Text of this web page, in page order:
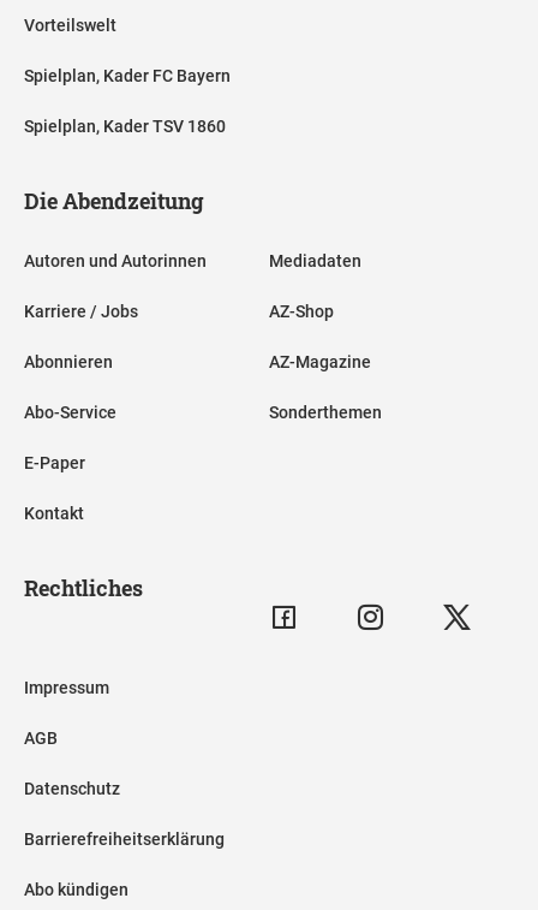
Vorteilswelt
Spielplan, Kader FC Bayern
Spielplan, Kader TSV 1860
Die Abendzeitung
Autoren und Autorinnen
Karriere / Jobs
Abonnieren
Abo-Service
E-Paper
Kontakt
Mediadaten
AZ-Shop
AZ-Magazine
Sonderthemen
Rechtliches
Impressum
AGB
Datenschutz
Barrierefreiheitserklärung
Abo kündigen